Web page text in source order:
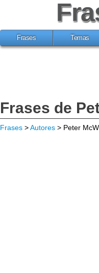
Frases Temas
Frases de
Frases >Autores > Peter